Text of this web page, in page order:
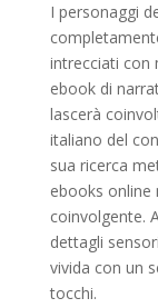
I personaggi
intrecciati con
ebook di
lascerà
italiano del
sua ricerca
ebooks online
coinvolgente.
dettagli
vivida con un
tocchi.